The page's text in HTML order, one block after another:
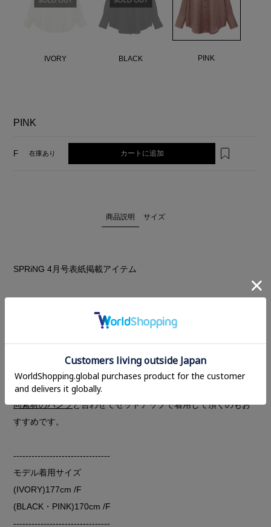
IVORY BLACK PINK
PINK
F 在庫あり カートに追加
商品説明 サイズ
SPRiNG 4月号表紙掲載アイテム
光沢ある素材感と幅広めのカフスが上品な印象に。
ポリエステル素材でシワにもなりにくく、出先で脱いだときに
持ち歩くのにも安心。
同素材のパンツと合わせてセットアップで着用して頂くのもお
すすめです。
--------------------------------
モデル着用サイズ
(IVORY)177cm /F
(BLACK・PINK)170cm /F
--------------------------------